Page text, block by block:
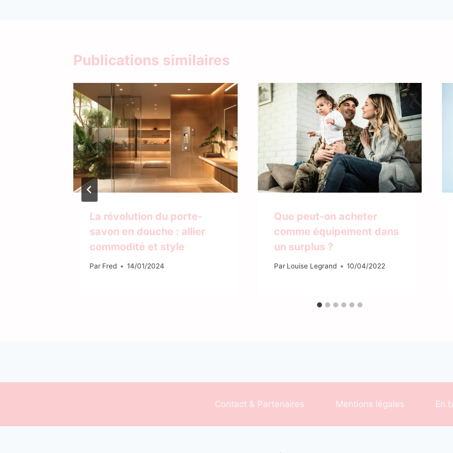
Publications similaires
La révolution du porte-
savon en douche : allier
commodité et style
Par Fred 14/01/2024
Que peut-on acheter
comme équipement dans
un surplus ?
Par Louise Legrand 10/04/2022
Contact & Partenaires Mentions légales En